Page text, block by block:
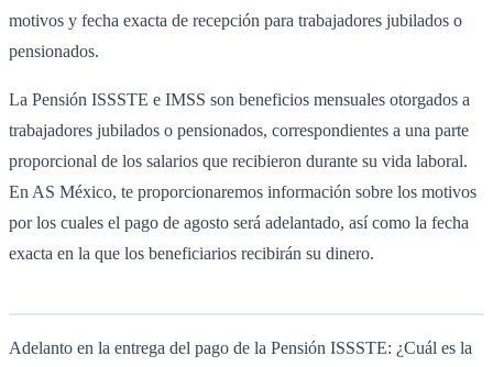
motivos y fecha exacta de recepción para trabajadores jubilados o
pensionados.
La Pensión ISSSTE e IMSS son beneficios mensuales otorgados a
trabajadores jubilados o pensionados, correspondientes a una parte
proporcional de los salarios que recibieron durante su vida laboral.
En AS México, te proporcionaremos información sobre los motivos
por los cuales el pago de agosto será adelantado, así como la fecha
exacta en la que los beneficiarios recibirán su dinero.
Adelanto en la entrega del pago de la Pensión ISSSTE: ¿Cuál es la